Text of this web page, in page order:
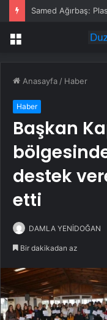
Menü
Anasayfa / Haber
Haber
Başkan
destek
etti
DAMLA YENİDOĞAN
Bir dakikadan az